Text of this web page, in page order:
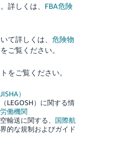
詳しくは、 FBA危険
て詳しくは、 危険物
をご覧ください。
をご覧ください。
）
LEGOSH）に関する情
働機関
輸送に関する、 国際航
的な規制およびガイド